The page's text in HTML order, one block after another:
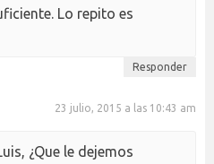
Lo repito es
Responder
23 julio, 2015 a las 10:43 am
¿Que le dejemos